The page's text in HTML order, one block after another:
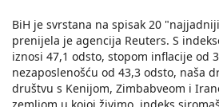
BiH je svrstana na spisak 20
prenijela je agencija Reuters. S
iznosi 47,1 odsto, stopom inflacije od
nezaposlenošću od 43,3 odsto, naša
društvu s Kenijom, Zimbabveom i